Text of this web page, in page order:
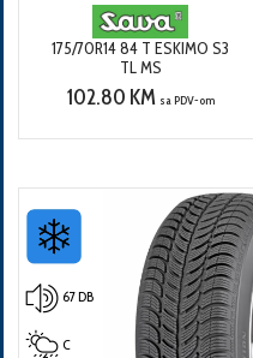
175/70R14 84 T ESKIMO S3
TL MS
102.80 KM sa PDV-om
67 DB
C